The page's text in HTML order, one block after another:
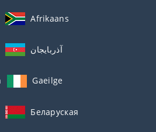
Afrikaans
آذربايجان
Gaeilge
Беларуская